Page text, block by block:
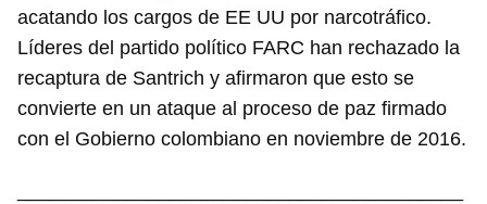
acatando los cargos de EE UU por narcotráfico.
Líderes del partido político FARC han rechazado la
recaptura de Santrich y afirmaron que esto se
convierte en un ataque al proceso de paz firmado
con el Gobierno colombiano en noviembre de 2016.